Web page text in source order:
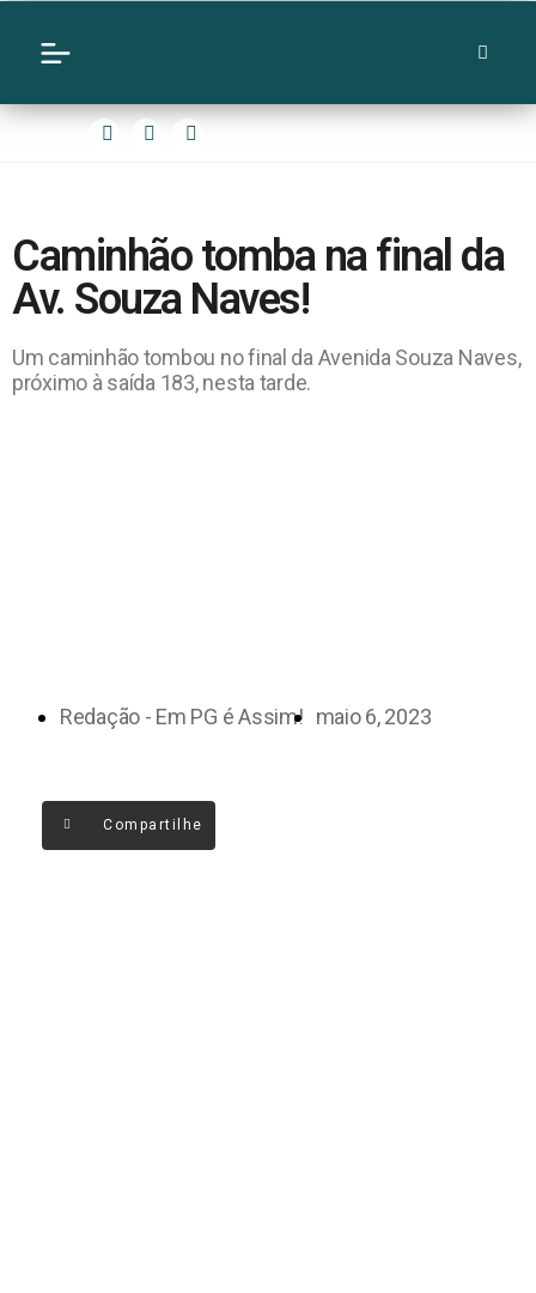
Caminhão tomba na final da
Av. Souza Naves!
Um caminhão tombou no final da Avenida Souza Naves,
próximo à saída 183, nesta tarde.
Redação - Em PG é Assim! maio 6, 2023
Compartilhe